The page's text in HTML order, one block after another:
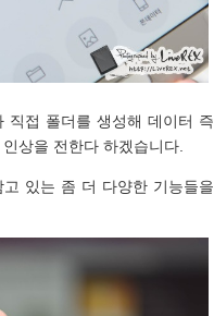
직접 폴더를 생성해 데이터 즉
상을 전한다 하겠습니다.
있는 좀 더 다양한 기능들을